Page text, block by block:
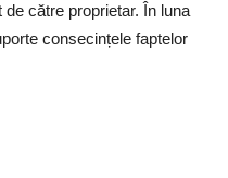
către proprietar. În luna
consecințele faptelor